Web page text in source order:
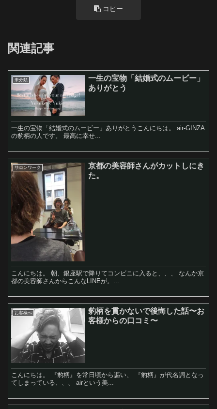
コピー
関連記事
未分類
一生の宝物「結婚式のムービー」
ありがとう
一生の宝物「結婚式のムービー」ありがとうこんにちは。 air-GINZA
の豹柄の人です。 最高に幸せ...
サロンワーク
京都の美容師さんがカットしにき
た。
こんにちは。 朝、銀座駅で降りてコンビニに入ると、、、 なんか京
都の美容師さんからこんなLINEが。...
お客様へ
豹柄を貫かないで後悔した話〜お
客様からの口コミ〜
こんにちは。 『豹柄』を常日頃から謳い、 『豹柄』が代名詞となっ
てしまっている、、、 airという美...